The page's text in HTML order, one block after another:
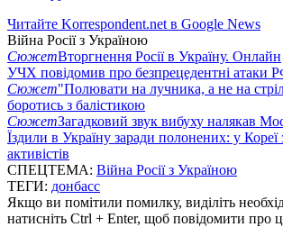
Читайте Korrespondent.net в Google News
Війна Росії з Україною
СюжетВторгнення Росії в Україну. Онлайн
УЧХ повідомив про безпрецедентні атаки
Сюжет"Полювати на лучника, а не на
боротись з балістикою
СюжетЗагадковий звук вибуху налякав
Їздили в Україну заради полонених: у Кореї
активістів
СПЕЦТЕМА: Війна Росії з Україною
ТЕГИ: донбасс
Якщо ви помітили помилку, виділіть
натисніть Ctrl + Enter, щоб повідомити про